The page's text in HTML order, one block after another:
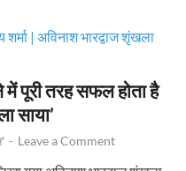
पूरी तरह सफल होता है
साया’
- Leave a Comment